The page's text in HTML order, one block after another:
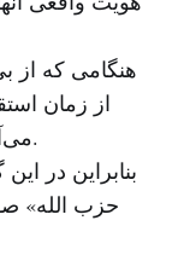
هنگامی که از
می‌آید ترجیح می‌دهند که نام آنها ذکر نشود.
بنابراین در
حزب الله»